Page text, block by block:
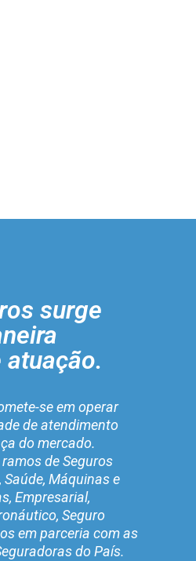
surge
se em operar
de atendimento
do mercado.
de Seguros
Máquinas e
Empresarial,
Seguro
em parceria com as
do País.